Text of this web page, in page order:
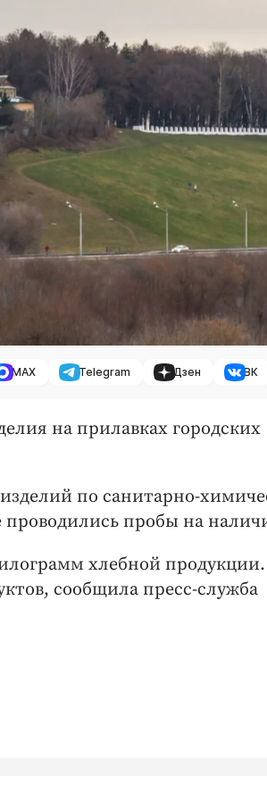
MAX Telegram Дзен ВК
на прилавках городских
по санитарно-
проводились пробы на
хлебной продукции.
сообщила пресс-служба